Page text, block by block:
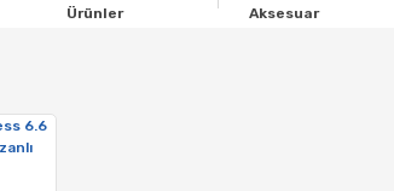
Ürünler
Aksesuar